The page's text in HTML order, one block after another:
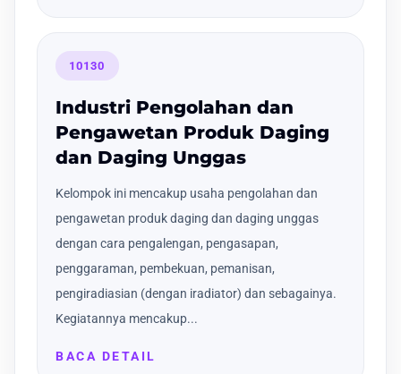
10130
Industri Pengolahan dan
Pengawetan Produk Daging
dan Daging Unggas
Kelompok ini mencakup usaha pengolahan dan
pengawetan produk daging dan daging unggas
dengan cara pengalengan, pengasapan,
penggaraman, pembekuan, pemanisan,
pengiradiasian (dengan iradiator) dan sebagainya.
Kegiatannya mencakup...
BACA DETAIL